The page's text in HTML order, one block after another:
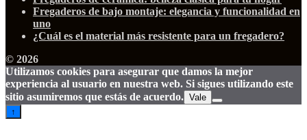
Fregaderos de bajo montaje: elegancia y funcionalidad en
uno
¿Cuál es el material más resistente para un fregadero?
© 2026
Utilizamos cookies para asegurar que damos la mejor
experiencia al usuario en nuestra web. Si sigues utilizando este
sitio asumiremos que estás de acuerdo. Vale
↑